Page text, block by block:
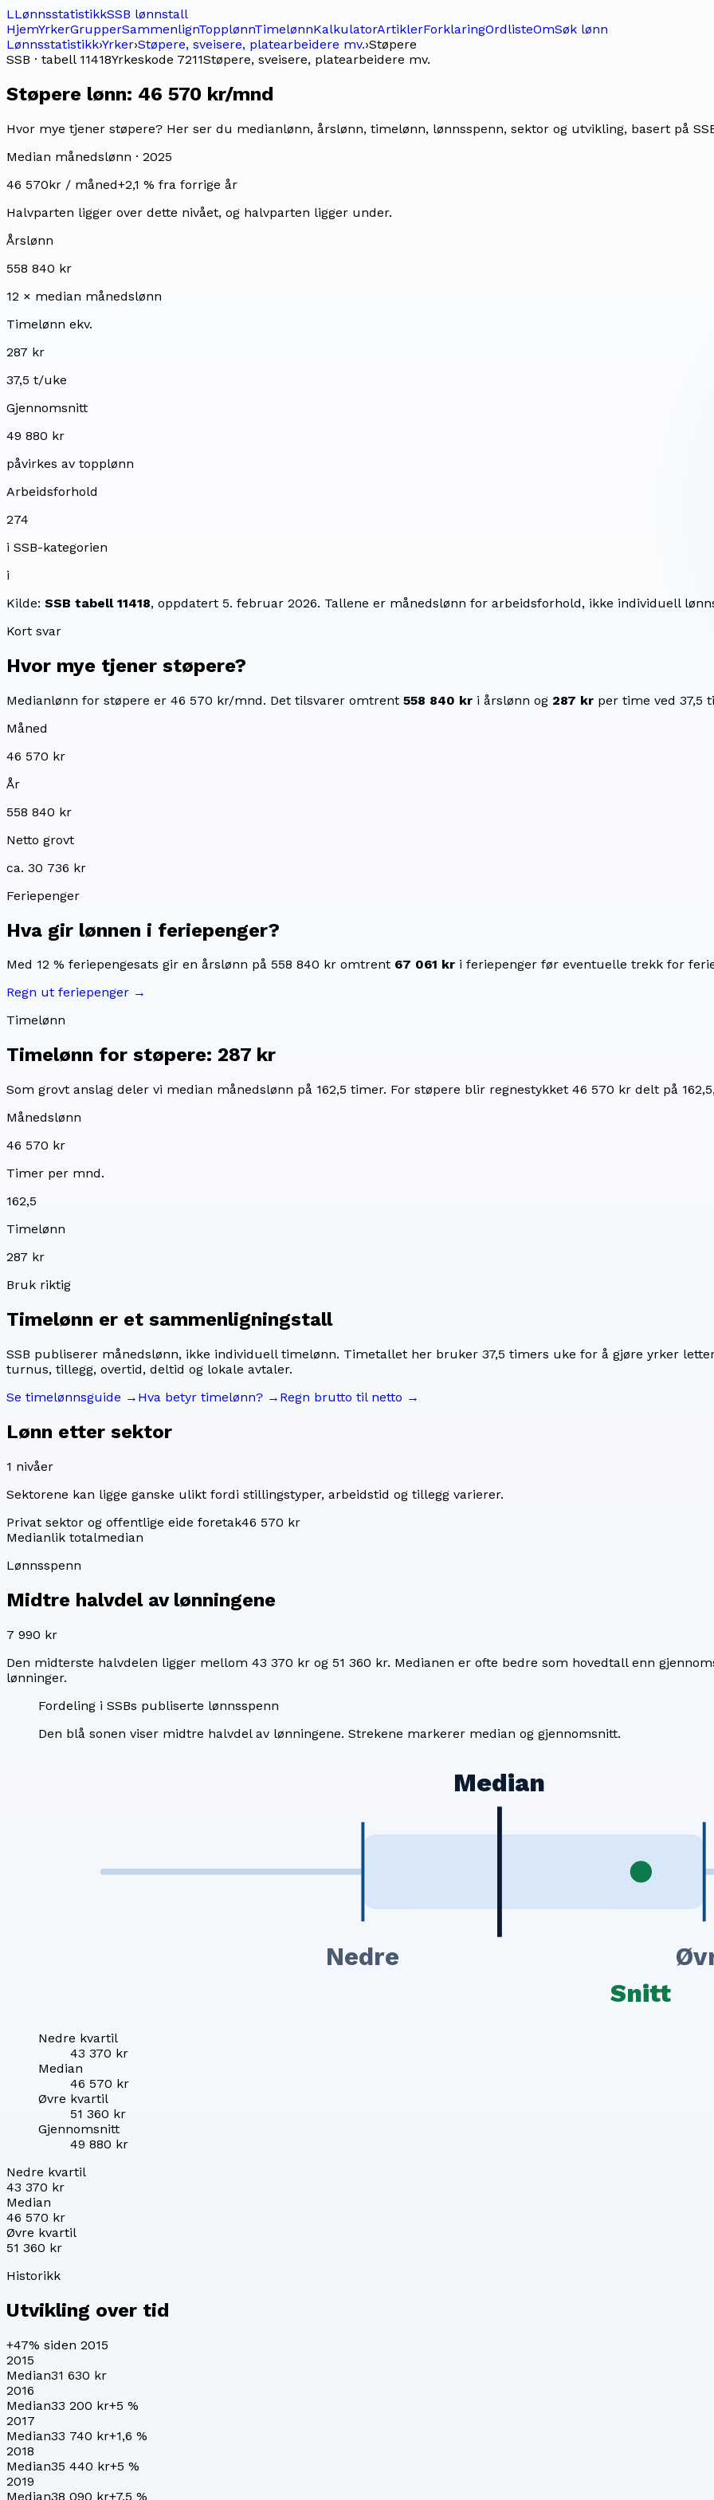
LLønnsstatistikkSSB lønnstall
HjemYrkerGrupperSammenlignTopplønnTimelønnKalkulatorArtiklerForklaringOrdlisteOmSøk lønn
Lønnsstatistikk›Yrker›Støpere, sveisere, platearbeidere mv.›Støpere
SSB · tabell 11418Yrkeskode 7211Støpere, sveisere, platearbeidere mv.
Støpere lønn: 46 570 kr/mnd
Hvor mye tjener støpere? Her ser du medianlønn, årslønn, timelønn, lønnsspenn, sektor og utvikling, basert på
Median månedslønn · 2025
46 570kr / måned+2,1 % fra forrige år
Halvparten ligger over dette nivået, og halvparten ligger under.
Årslønn
558 840 kr
12 × median månedslønn
Timelønn ekv.
287 kr
37,5 t/uke
Gjennomsnitt
49 880 kr
påvirkes av topplønn
Arbeidsforhold
274
i SSB-kategorien
i
Kilde: SSB tabell 11418, oppdatert 5. februar 2026. Tallene er månedslønn for arbeidsforhold, ikke individuell
Kort svar
Hvor mye tjener støpere?
Medianlønn for støpere er 46 570 kr/mnd. Det tilsvarer omtrent 558 840 kr i årslønn og 287 kr per time ved 37,5
Måned
46 570 kr
År
558 840 kr
Netto grovt
ca. 30 736 kr
Feriepenger
Hva gir lønnen i feriepenger?
Med 12 % feriepengesats gir en årslønn på 558 840 kr omtrent 67 061 kr i feriepenger før eventuelle trekk for
Regn ut feriepenger →
Timelønn
Timelønn for støpere: 287 kr
Som grovt anslag deler vi median månedslønn på 162,5 timer. For støpere blir regnestykket 46 570 kr delt på 162,5
Månedslønn
46 570 kr
Timer per mnd.
162,5
Timelønn
287 kr
Bruk riktig
Timelønn er et sammenligningstall
SSB publiserer månedslønn, ikke individuell timelønn. Timetallet her bruker 37,5 timers uke for å gjøre yrker
turnus, tillegg, overtid, deltid og lokale avtaler.
Se timelønnsguide → Hva betyr timelønn? → Regn brutto til netto →
Lønn etter sektor
1 nivåer
Sektorene kan ligge ganske ulikt fordi stillingstyper, arbeidstid og tillegg varierer.
Privat sektor og offentlige eide foretak46 570 kr
Medianlik totalmedian
Lønnsspenn
Midtre halvdel av lønningene
7 990 kr
Den midterste halvdelen ligger mellom 43 370 kr og 51 360 kr. Medianen er ofte bedre som hovedtall enn
lønninger.
Fordeling i SSBs publiserte lønnsspenn
Den blå sonen viser midtre halvdel av lønningene. Strekene markerer median og gjennomsnitt.
Nedre
Median
Snitt
Nedre kvartil
43 370 kr
Median
46 570 kr
Øvre kvartil
51 360 kr
Gjennomsnitt
49 880 kr
Nedre kvartil
43 370 kr
Median
46 570 kr
Øvre kvartil
51 360 kr
Historikk
Utvikling over tid
+47% siden 2015
2015
Median31 630 kr
2016
Median33 200 kr+5 %
2017
Median33 740 kr+1,6 %
2018
Median35 440 kr+5 %
2019
Median38 090 kr+7,5 %